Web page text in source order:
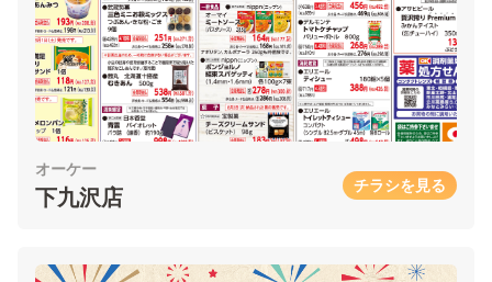
オーケー
下九沢店 チラシを見る